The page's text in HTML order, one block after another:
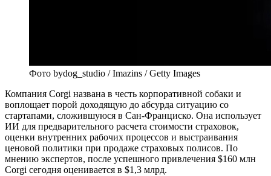
Фото bydog_studio / Imazins / Getty Images
Компания Corgi названа в честь корпоративной собаки и
воплощает порой доходящую до абсурда ситуацию со
стартапами, сложившуюся в Сан-Франциско. Она использует
ИИ для предварительного расчета стоимости страховок,
оценки внутренних рабочих процессов и выстраивания
ценовой политики при продаже страховых полисов. По
мнению экспертов, после успешного привлечения $160 млн
Corgi сегодня оценивается в $1,3 млрд.